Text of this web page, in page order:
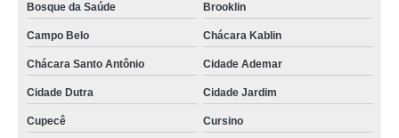
Bosque da Saúde Brooklin
Campo Belo Chácara Kablin
Chácara Santo Antônio Cidade Ademar
Cidade Dutra Cidade Jardim
Cupecê Cursino